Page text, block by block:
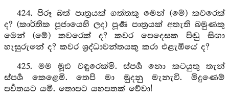
424. පිරූ බත් පාත්‍රයක් ගත්තකු මෙන් (මේ) කවරෙක්
ද? (කාර්තික පූජායෙහි ලද) පූර්‍ණ පාත්‍රයක් අතැති බමුණකු
මෙන් (මේ) කවරෙක් ද? කවර පෙදෙසක පිඬු සිඟා
හැසුරුනේ ද? කවර ශ්‍රද්ධාවන්තයකු කරා එළැඹියේ ද?
425. මම මූඪ වඳුරෙක්මි. ස්පර්‍ශ නො කටයුතු තැන්
ස්පර්‍ශ කෙළෙමි. තෙපි මා මුදනු මැනැවි. මිදුණෙම්
පර්‍වතයට යමි. තොපට යහපතක් වේවා!